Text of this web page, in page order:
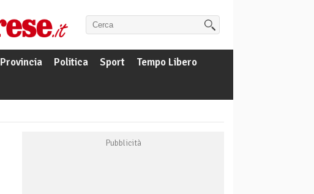
Provincia Politica Sport
Tempo Libero